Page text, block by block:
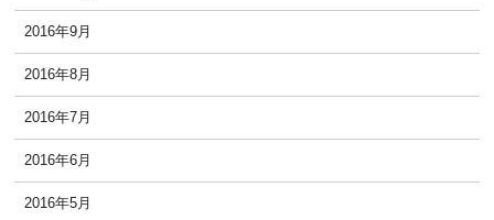
2016年9月
2016年8月
2016年7月
2016年6月
2016年5月